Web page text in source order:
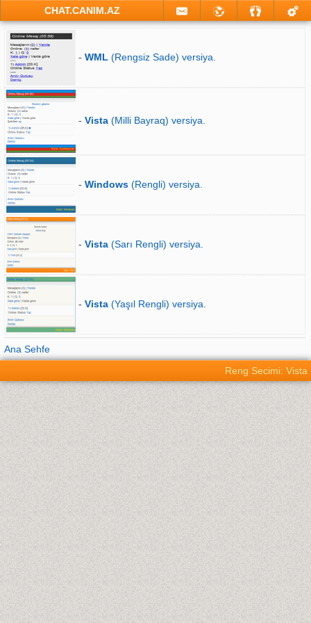
CHAT.CANIM.AZ
- WML (Rengsiz Sade) versiya.
- Vista (Milli Bayraq) versiya.
- Windows (Rengli) versiya.
- Vista (Sarı Rengli) versiya.
- Vista (Yaşıl Rengli) versiya.
Ana Sehfe
Reng Secimi: Vista